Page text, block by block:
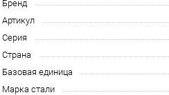
Бренд
Артикул
Серия
Страна
Базовая единица
Марка стали